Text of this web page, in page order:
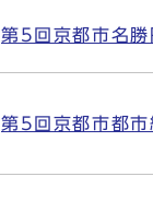
第5回京都市名勝
第5回京都市都市